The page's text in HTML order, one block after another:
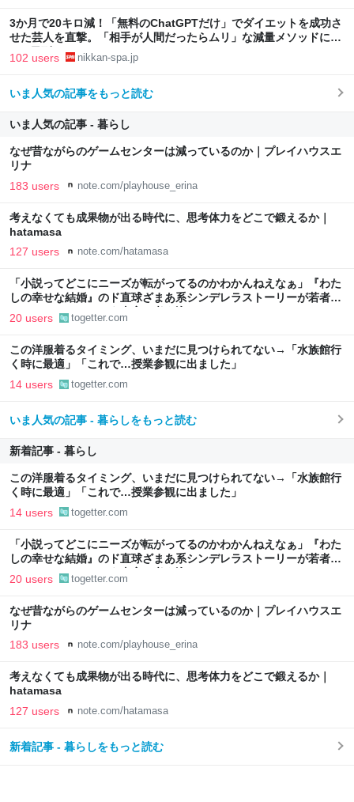
3か月で20キロ減！「無料のChatGPTだけ」でダイエットを成功さ
せた芸人を直撃。「相手が人間だったらムリ」な減量メソッドに驚
き | 日刊SPA!
102 users nikkan-spa.jp
いま人気の記事をもっと読む
いま人気の記事 - 暮らし
なぜ昔ながらのゲームセンターは減っているのか｜プレイハウスエ
リナ
183 users note.com/playhouse_erina
考えなくても成果物が出る時代に、思考体力をどこで鍛えるか｜
hatamasa
127 users note.com/hatamasa
「小説ってどこにニーズが転がってるのかわかんねえなぁ」『わた
しの幸せな結婚』のド直球ざまあ系シンデレラストーリーが若者に
ヒットしているという事実に考え込む
20 users togetter.com
この洋服着るタイミング、いまだに見つけられてない→「水族館行
く時に最適」「これで…授業参観に出ました」
14 users togetter.com
いま人気の記事 - 暮らしをもっと読む
新着記事 - 暮らし
この洋服着るタイミング、いまだに見つけられてない→「水族館行
く時に最適」「これで…授業参観に出ました」
14 users togetter.com
「小説ってどこにニーズが転がってるのかわかんねえなぁ」『わた
しの幸せな結婚』のド直球ざまあ系シンデレラストーリーが若者に
ヒットしているという事実に考え込む
20 users togetter.com
なぜ昔ながらのゲームセンターは減っているのか｜プレイハウスエ
リナ
183 users note.com/playhouse_erina
考えなくても成果物が出る時代に、思考体力をどこで鍛えるか｜
hatamasa
127 users note.com/hatamasa
新着記事 - 暮らしをもっと読む